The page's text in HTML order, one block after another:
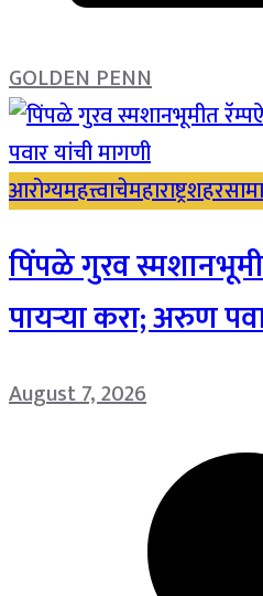
GOLDEN PENN
आरोग्यमहत्त्वाचेमहाराष्ट्रशहर
पिंपळे गुरव
पायऱ्या करा; अरुण
August 7, 2026